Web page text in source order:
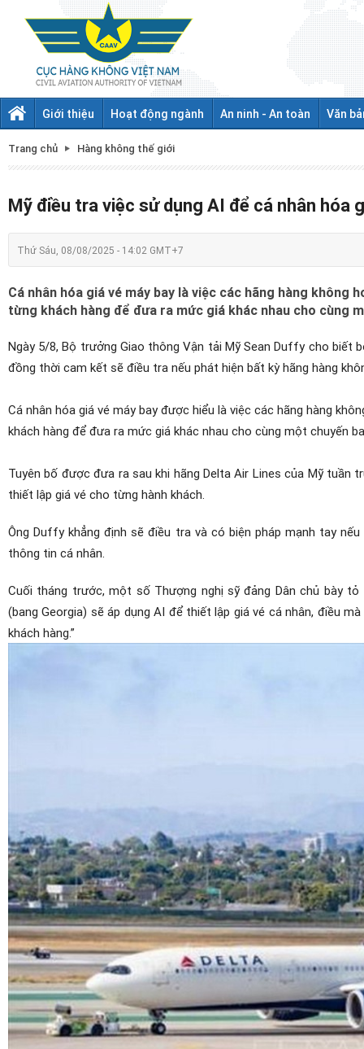
Giới thiệu Hoạt động ngành An ninh - An toàn Văn
Trang chủ Hàng không thế giới
Mỹ điều tra việc sử dụng AI để cá nhân hóa
Thứ Sáu, 08/08/2025 - 14:02 GMT+7
Cá nhân hóa giá vé máy bay là việc các hãng hàng
từng khách hàng để đưa ra mức giá khác nhau cho cùng
Ngày 5/8, Bộ trưởng Giao thông Vận tải Mỹ Sean Duffy cho biết
đồng thời cam kết sẽ điều tra nếu phát hiện bất kỳ hãng hàng
Cá nhân hóa giá vé máy bay được hiểu là việc các hãng hàng
khách hàng để đưa ra mức giá khác nhau cho cùng một chuyến
Tuyên bố được đưa ra sau khi hãng Delta Air Lines của Mỹ tuần
thiết lập giá vé cho từng hành khách.
Ông Duffy khẳng định sẽ điều tra và có biện pháp mạnh tay
thông tin cá nhân.
Cuối tháng trước, một số Thượng nghị sỹ đảng Dân chủ bày
(bang Georgia) sẽ áp dụng AI để thiết lập giá vé cá nhân, điều
khách hàng.”